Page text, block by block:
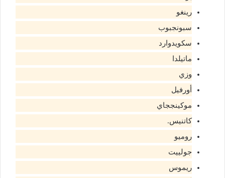
رينغو
سبونجبوب
سكويدوارد
ماتيلدا
وزي
أورفيل
موكينججاي
كاتنيس.
روميو
جولييت
ريموس